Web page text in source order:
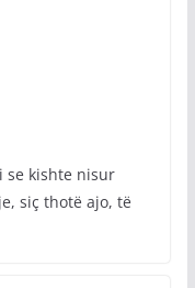
se kishte nisur
siç thotë ajo, të